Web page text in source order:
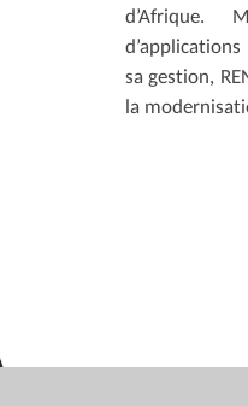
d’Afrique.
sa gestion,
la